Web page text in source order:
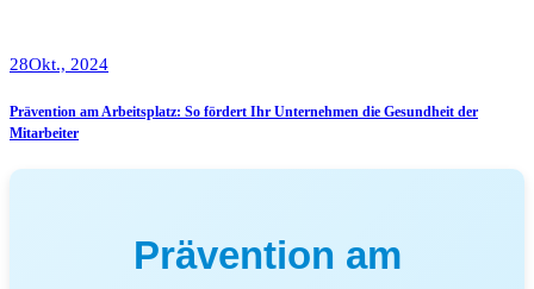
28Okt., 2024
Prävention am Arbeitsplatz: So fördert Ihr Unternehmen die Gesundheit der
Mitarbeiter
Prävention am